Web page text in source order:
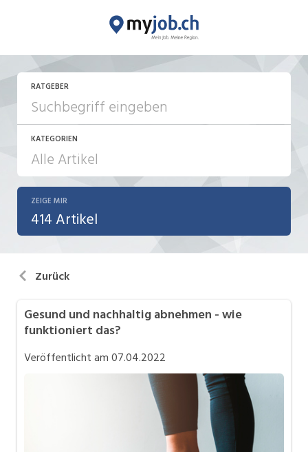
RATGEBER
KATEGORIEN
Aktionen / News
Bewerbung / Neuorientierung
Karriere allgemein
Personalpolitik / MA-Rekrutierung
Teilzeit / Flexible Arbeitsmodelle
ZEIGE MIR
414 Artikel
Zurück
Gesund und nachhaltig abnehmen - wie
funktioniert das?
Veröffentlicht am07.04.2022